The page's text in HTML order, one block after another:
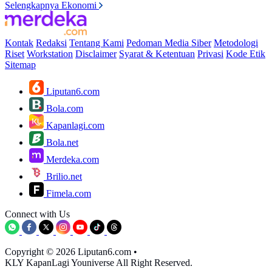
Selengkapnya Ekonomi
Kontak Redaksi Tentang Kami Pedoman Media Siber Metodologi
Riset Workstation Disclaimer Syarat & Ketentuan Privasi Kode Etik
Sitemap
Liputan6.com
Bola.com
Kapanlagi.com
Bola.net
Merdeka.com
Brilio.net
Fimela.com
Connect with Us
Copyright © 2026 Liputan6.com •
KLY KapanLagi Youniverse All Right Reserved.